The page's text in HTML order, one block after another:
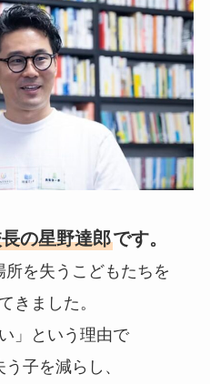
の星野達郎です。
を失うこどもたちを
きました。
」という理由で
子を減らし、